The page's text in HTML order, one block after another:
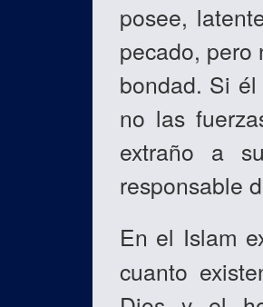
posee,
pecado, pero
bondad. Si
no las
extraño a
responsable
En el Islam
cuanto